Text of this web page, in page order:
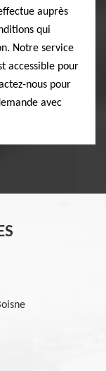
auprès
qui
Notre service
accessible pour
nous pour
avec